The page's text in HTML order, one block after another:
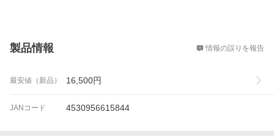
製品情報 情報の誤りを報告
最安値（新品） 16,500円
JANコード 4530956615844